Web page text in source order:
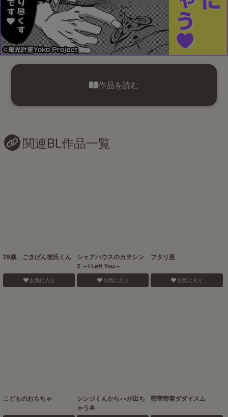
作品を読む
関連BL作品一覧
29歳、ごきげん彼氏くん
お気に入り
シェアハウスのカヲシン
2 ～I Left You～
お気に入り
フタリ座
お気に入り
こどものおもちゃ
シンジくんから××が出ち
ゃう本
密室密着ダダイスム